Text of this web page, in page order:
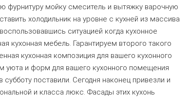
фурнитуру мойку смеситель и вытяжку варочную
холодильник на уровне с кухней из массива
ситуацией когда кухонное
кухонная мебель. Гарантируем второго такого
кухонная композиция для вашего кухонного
уюта и форм для вашего кухонного помещения
поставили. Сегодня наконец привезли и
и класса люкс. Фасады этих кухонь